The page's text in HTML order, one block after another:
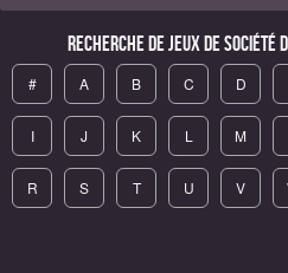
Recherche de Jeux de société
# A B C D
I J K L M
R S T U V